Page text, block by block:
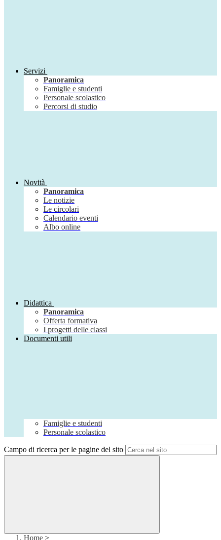
Servizi
Panoramica
Famiglie e studenti
Personale scolastico
Percorsi di studio
Novità
Panoramica
Le notizie
Le circolari
Calendario eventi
Albo online
Didattica
Panoramica
Offerta formativa
I progetti delle classi
Documenti utili
Famiglie e studenti
Personale scolastico
Campo di ricerca per le pagine del sito
Home >